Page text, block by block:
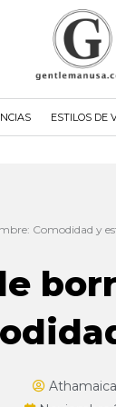
ESTILOS DE
Comodidad y